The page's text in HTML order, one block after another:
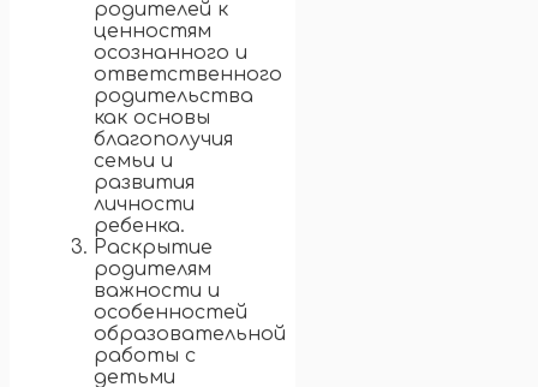
родителей к
ценностям
осознанного и
ответственного
родительства
как основы
благополучия
семьи и
развития
личности
ребенка.
Раскрытие
родителям
важности и
особенностей
образовательной
работы с
детьми